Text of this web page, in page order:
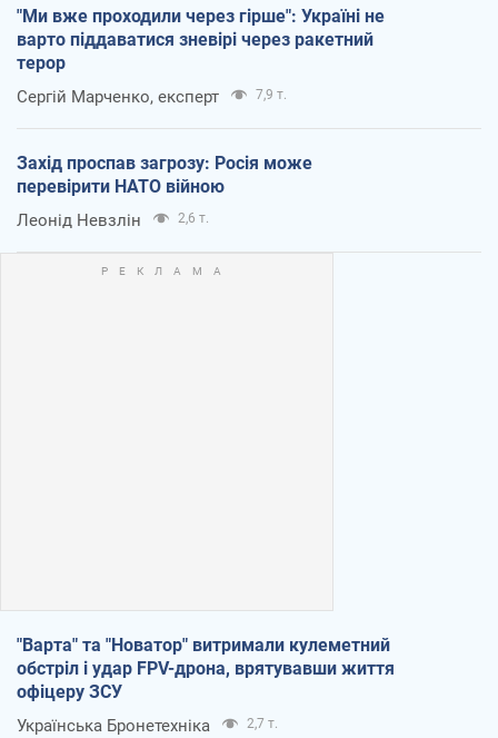
"Ми вже проходили через гірше": Україні не
варто піддаватися зневірі через ракетний
терор
Сергій Марченко, експерт 7,9 т.
Захід проспав загрозу: Росія може
перевірити НАТО війною
Леонід Невзлін 2,6 т.
"Варта" та "Новатор" витримали кулеметний
обстріл і удар FPV-дрона, врятувавши життя
офіцеру ЗСУ
Українська Бронетехніка 2,7 т.